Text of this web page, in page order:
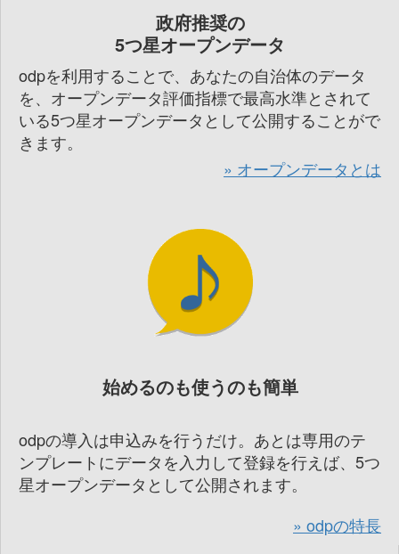
政府推奨の
5つ星オープンデータ
odpを利用することで、あなたの自治体のデータ
を、オープンデータ評価指標で最高水準とされて
いる5つ星オープンデータとして公開することがで
きます。
オープンデータとは
始めるのも使うのも簡単
odpの導入は申込みを行うだけ。あとは専用のテ
ンプレートにデータを入力して登録を行えば、5つ
星オープンデータとして公開されます。
odpの特長